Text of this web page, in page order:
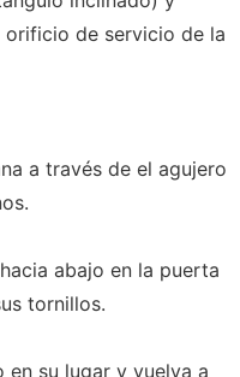
de servicio de la
a través de el agujero
abajo en la puerta
tornillos.
su lugar y vuelva a